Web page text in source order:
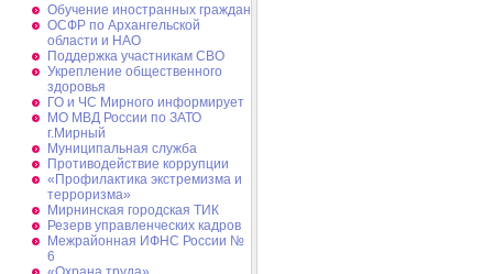
Обучение иностранных граждан
ОСФР по Архангельской
области и НАО
Поддержка участникам СВО
Укрепление общественного
здоровья
ГО и ЧС Мирного информирует
МО МВД России по ЗАТО
г.Мирный
Муниципальная cлужба
Противодействие коррупции
«Профилактика экстремизма и
терроризма»
Мирнинская городская ТИК
Резерв управленческих кадров
Межрайонная ИФНС России №
6